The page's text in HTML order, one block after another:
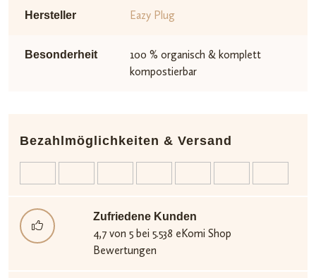
Hersteller Eazy Plug
Besonderheit
100 % organisch & komplett
kompostierbar
Bezahlmöglichkeiten & Versand
Zufriedene Kunden
4,7 von 5 bei 5.538 eKomi Shop
Bewertungen